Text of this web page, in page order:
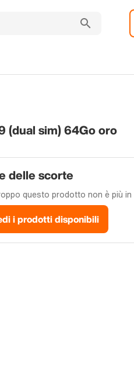
(dual sim) 64Go oro
delle scorte
questo prodotto non è più in
i prodotti disponibili